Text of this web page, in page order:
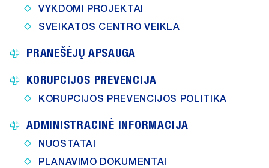
VYKDOMI PROJEKTAI
SVEIKATOS CENTRO VEIKLA
PRANEŠĖJŲ APSAUGA
KORUPCIJOS PREVENCIJA
KORUPCIJOS PREVENCIJOS POLITIKA
ADMINISTRACINĖ INFORMACIJA
NUOSTATAI
PLANAVIMO DOKUMENTAI